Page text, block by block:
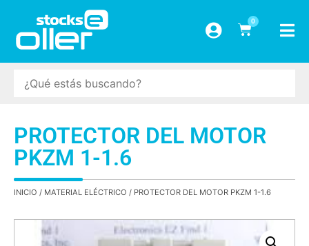
0
PROTECTOR DEL MOTOR
PKZM 1-1.6
INICIO / MATERIAL ELÉCTRICO / PROTECTOR DEL MOTOR PKZM 1-1.6